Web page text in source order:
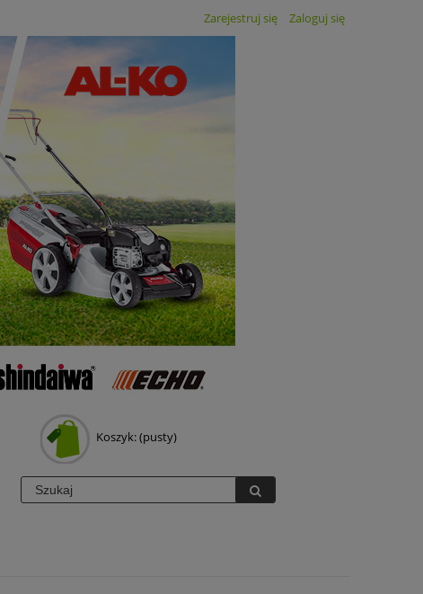
Zarejestruj się Zaloguj się
Koszyk:(pusty)